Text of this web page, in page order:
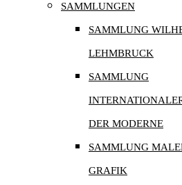
SAMMLUNGEN
SAMMLUNG
LEHMBRUCK
SAMMLUNG
DER MODERNE
SAMMLUNG
GRAFIK